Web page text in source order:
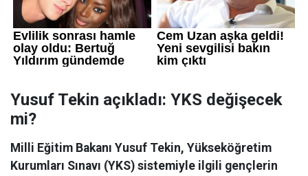
Yusuf Tekin açıkladı: YKS değişecek
mi?
Milli Eğitim Bakanı Yusuf Tekin, Yükseköğretim
Kurumları Sınavı (YKS) sistemiyle ilgili gençlerin